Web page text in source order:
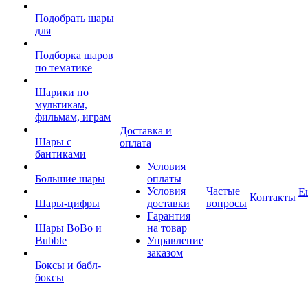
Подобрать шары
для
Подборка шаров
по тематике
Шарики по
мультикам,
фильмам, играм
Шары с
бантиками
Большие шары
Шары-цифры
Шары BoBo и
Bubble
Боксы и бабл-
боксы
Доставка и
оплата
Условия
оплаты
Условия
доставки
Гарантия
на товар
Управление
заказом
Частые
вопросы
Контакты